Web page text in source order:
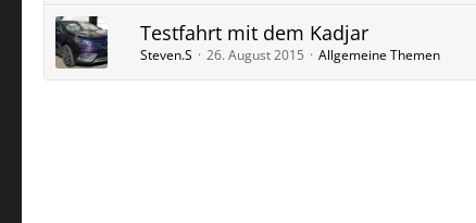
Testfahrt mit dem Kadjar
Steven.S 26. August 2015 Allgemeine Themen